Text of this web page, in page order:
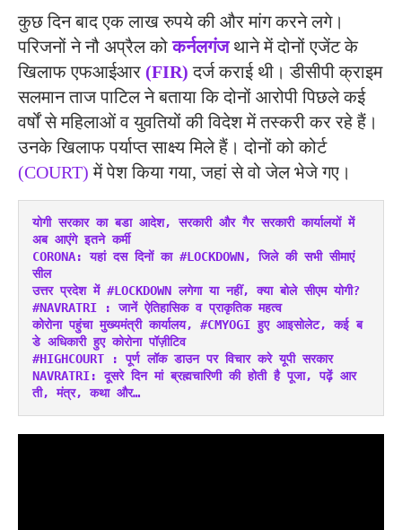
कुछ दिन बाद एक लाख रुपये की और मांग करने लगे।
परिजनों ने नौ अप्रैल कोकर्नलगंज थाने में दोनों एजेंट के
खिलाफ एफआईआर (FIR) दर्ज कराई थी। डीसीपी क्राइम
सलमान ताज पाटिल ने बताया कि दोनों आरोपी पिछले कई
वर्षों से महिलाओं व युवतियों की विदेश में तस्करी कर रहे हैं।
उनके खिलाफ पर्याप्त साक्ष्य मिले हैं। दोनों को कोर्ट
(COURT)में पेश किया गया, जहां से वो जेल भेजे गए।
योगी सरकार का बडा आदेश, सरकारी और गैर सरकारी कार्यालयों में
अब आएंगे इतने कर्मी
CORONA: यहां दस दिनों का #LOCKDOWN, जिले की सभी सीमाएं
सील
उत्तर प्रदेश में #LOCKDOWN लगेगा या नहीं, क्या बोले सीएम योगी?
#NAVRATRI : जानें ऐतिहासिक व प्राकृतिक महत्व
कोरोना पहुंचा मुख्यमंत्री कार्यालय, #CMYOGI हुए आइसोलेट, कई ब
डे अधिकारी हुए कोरोना पॉज़ीटिव
#HIGHCOURT : पूर्ण लॉक डाउन पर विचार करे यूपी सरकार
NAVRATRI: दूसरे दिन मां ब्रह्मचारिणी की होती है पूजा, पढ़ें आर
ती, मंत्र, कथा और…